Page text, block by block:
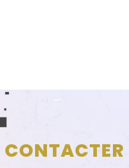
CONTACTER